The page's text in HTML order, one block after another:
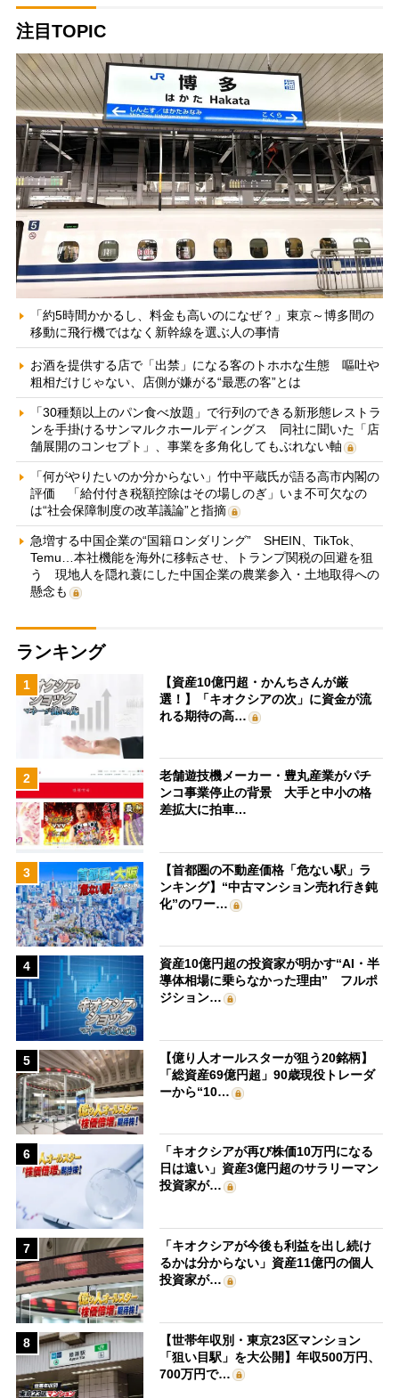
注目TOPIC
「約5時間かかるし、料金も高いのになぜ？」東京～博多間の
移動に飛行機ではなく新幹線を選ぶ人の事情
お酒を提供する店で「出禁」になる客のトホホな生態 嘔吐や
粗相だけじゃない、店側が嫌がる“最悪の客”とは
「30種類以上のパン食べ放題」で行列のできる新形態レストラ
ンを手掛けるサンマルクホールディングス 同社に聞いた「店
舗展開のコンセプト」、事業を多角化してもぶれない軸
「何がやりたいのか分からない」竹中平蔵氏が語る高市内閣の
評価 「給付付き税額控除はその場しのぎ」いま不可欠なの
は“社会保障制度の改革議論”と指摘
急増する中国企業の“国籍ロンダリング” SHEIN、TikTok、
Temu…本社機能を海外に移転させ、トランプ関税の回避を狙
う 現地人を隠れ蓑にした中国企業の農業参入・土地取得への
懸念も
ランキング
1
【資産10億円超・かんちさんが厳
選！】「キオクシアの次」に資金が流
れる期待の高…
2
老舗遊技機メーカー・豊丸産業がパチ
ンコ事業停止の背景 大手と中小の格
差拡大に拍車…
3
【首都圏の不動産価格「危ない駅」ラ
ンキング】“中古マンション売れ行き鈍
化”のワー…
4
資産10億円超の投資家が明かす“AI・半
導体相場に乗らなかった理由” フルポ
ジション…
5
【億り人オールスターが狙う20銘柄】
「総資産69億円超」90歳現役トレーダ
ーから“10…
6
「キオクシアが再び株価10万円になる
日は遠い」資産3億円超のサラリーマン
投資家が…
7
「キオクシアが今後も利益を出し続け
るかは分からない」資産11億円の個人
投資家が…
8
【世帯年収別・東京23区マンション
「狙い目駅」を大公開】年収500万円、
700万円で…